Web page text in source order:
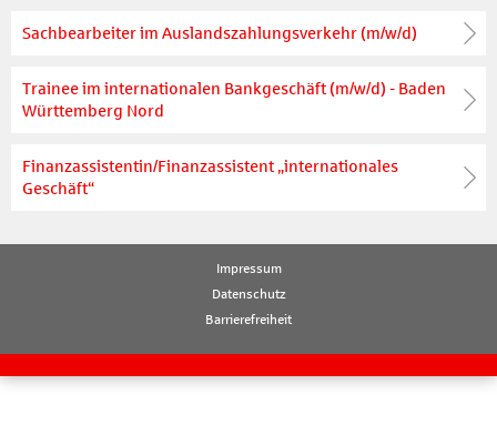
Sachbearbeiter im Auslandszahlungsverkehr (m/w/d)
Trainee im internationalen Bankgeschäft (m/w/d) - Baden
Württemberg Nord
Finanzassistentin/Finanzassistent „internationales
Geschäft“
Impressum
Datenschutz
Barrierefreiheit